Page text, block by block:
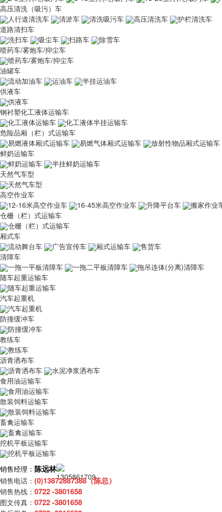
高压清洗（吸污）车
人行道清洗车
清淤车 清洗吸污车 高压清洗车
护栏清洗车
道路清扫车
洗扫车
吸尘车 扫路车
除雪车
喷药车/雾炮车/抑尘车
喷药车/雾炮车/抑尘车
油罐车
流动加油车
运油车
半挂运油车
供液车
供液车
钢衬塑化工液体运输车
化工液体运输车
化工液体半挂运输车
危险品厢（栏）式运输车
易燃液体厢式运输车
易燃气体厢式运输车 放射性物品厢式运输车
鲜奶运输车
鲜奶运输车
半挂鲜奶运输车
天然气车型
天然气车型
高空作业车
12-16米高空作业车
16-45米高空作业车 升降平台车
搬家作业
仓栅（栏）式运输车
仓栅（栏）式运输车
厢式车
流动舞台车
广告宣传车 厢式运输车
售货车
清障车
一拖一平板清障车
一拖二平板清障车
拖吊连体(分离)清障车
随车起重运输车
随车起重运输车
汽车起重机
汽车起重机
防撞缓冲车
防撞缓冲车
教练车
教练车
沥青洒布车
沥青洒布车
水泥净浆洒布车
食用油运输车
食用油运输车
散装饲料运输车
散装饲料运输车
畜禽运输车
畜禽运输车
挖机平板运输车
挖机平板运输车
销售经理： 陈远林
销售电话： (0)13872887388（陈总）
销售热线： 0722 -3801658
图文传真： 0722 -3801658